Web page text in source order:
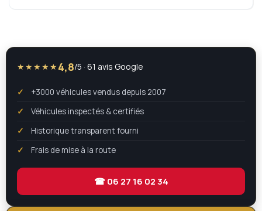
★★★★★ 4,8/5 · 61 avis Google
+3000 véhicules vendus depuis 2007
Véhicules inspectés & certifiés
Historique transparent fourni
Frais de mise à la route
☎ 06 27 16 02 34